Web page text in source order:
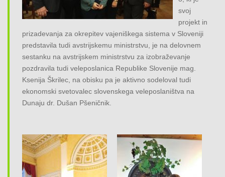
svoj
projekt in
prizadevanja za okrepitev vajeniškega sistema v Sloveniji
predstavila tudi avstrijskemu ministrstvu, je na delovnem
sestanku na avstrijskem ministrstvu za izobraževanje
pozdravila tudi veleposlanica Republike Slovenije mag.
Ksenija Škrilec, na obisku pa je aktivno sodeloval tudi
ekonomski svetovalec slovenskega veleposlaništva na
Dunaju dr. Dušan Pšeničnik.